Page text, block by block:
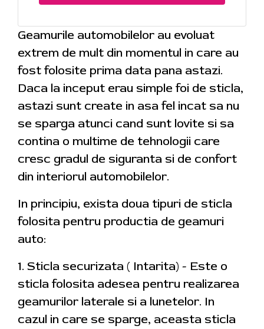
Geamurile automobilelor au evoluat
extrem de mult din momentul in care au
fost folosite prima data pana astazi.
Daca la inceput erau simple foi de sticla,
astazi sunt create in asa fel incat sa nu
se sparga atunci cand sunt lovite si sa
contina o multime de tehnologii care
cresc gradul de siguranta si de confort
din interiorul automobilelor.
In principiu, exista doua tipuri de sticla
folosita pentru productia de geamuri
auto:
1. Sticla securizata ( Intarita) - Este o
sticla folosita adesea pentru realizarea
geamurilor laterale si a lunetelor. In
cazul in care se sparge, aceasta sticla